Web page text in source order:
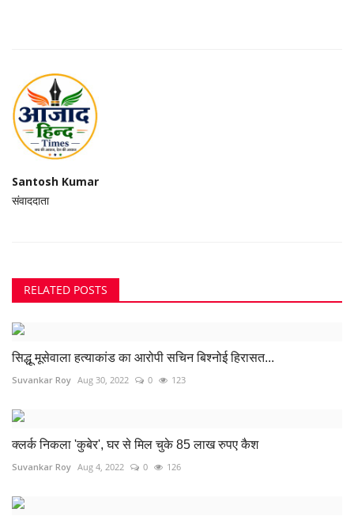
Santosh Kumar
संवाददाता
RELATED POSTS
सिद्धू मूसेवाला हत्याकांड का आरोपी सचिन बिश्नोई हिरासत...
Suvankar Roy Aug 30, 2022 0 123
क्लर्क निकला 'कुबेर', घर से मिल चुके 85 लाख रुपए कैश
Suvankar Roy Aug 4, 2022 0 126